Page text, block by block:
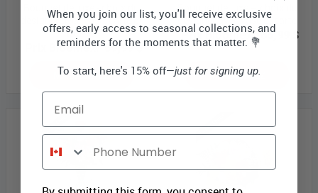
Bouquet de luxe - choix du
designer avec vase, carte et
truffes
Prix Bloomex: 69,99 $
MAGASINEZ
Bouquet de luxe – choix du
designer avec vase et carte
Prix Bloomex: 65,99 $
MAGASINEZ
When you join our list, you'll receive exclusive
offers, early access to seasonal collections, and
reminders for the moments that matter. 💐
To start, here's 15% off—just for signing up.
Email
Phone Number